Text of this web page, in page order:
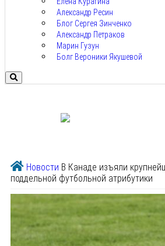
Александр Ресин
Блог Сергея Зинченко
Александр Петраков
Марин Гузун
Болг Вероники Якушевой
Новости В Канаде изъяли
поддельной футбольной атрибутики